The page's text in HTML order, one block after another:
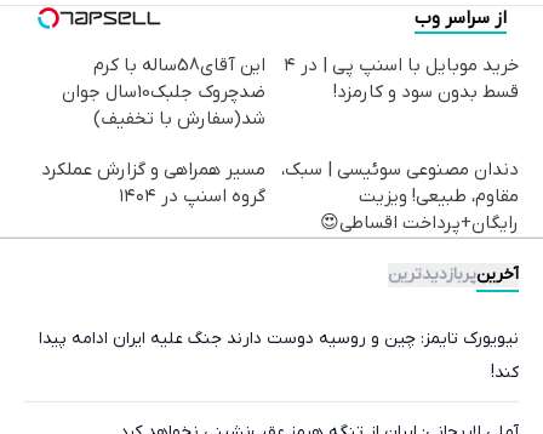
از سراسر وب
خرید موبایل با اسنپ پی | در ۴
قسط بدون سود و کارمزد!
این آقای58ساله با کرم
ضدچروک جلبک10سال جوان
شد(سفارش با تخفیف)
دندان مصنوعی سوئیسی | سبک،
مقاوم، طبیعی! ویزیت
رایگان+پرداخت اقساطی😍
مسیر همراهی و گزارش عملکرد
گروه اسنپ در ۱۴۰۴
آخرینپربازدیدترین
نیویورک تایمز: چین و روسیه دوست دارند جنگ علیه ایران ادامه پیدا
کند!